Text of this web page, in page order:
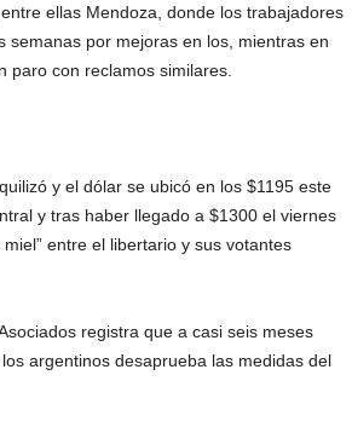
ellas Mendoza, donde los trabajadores
semanas por mejoras en los, mientras en
paro con reclamos similares.
y el dólar se ubicó en los $1195 este
y tras haber llegado a $1300 el viernes
entre el libertario y sus votantes
registra que a casi seis meses
argentinos desaprueba las medidas del